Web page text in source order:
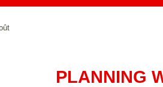
PLANNING